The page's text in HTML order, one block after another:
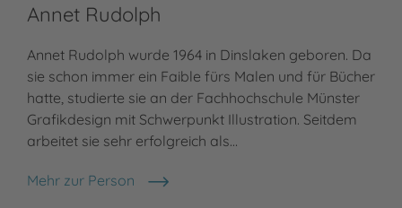
Annet Rudolph
Annet Rudolph wurde 1964 in Dinslaken geboren. Da
sie schon immer ein Faible fürs Malen und für Bücher
hatte, studierte sie an der Fachhochschule Münster
Grafikdesign mit Schwerpunkt Illustration. Seitdem
arbeitet sie sehr erfolgreich als…
Mehr zur Person
Annet Rudolph